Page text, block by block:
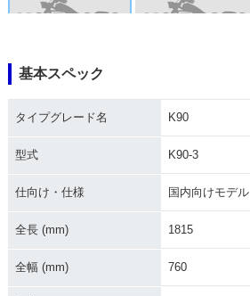
1976年 K90
基本スペック
タイプグレード名 K90
型式 K90-3
仕向け・仕様 国内向けモデル
全長 (mm) 1815
全幅 (mm) 760